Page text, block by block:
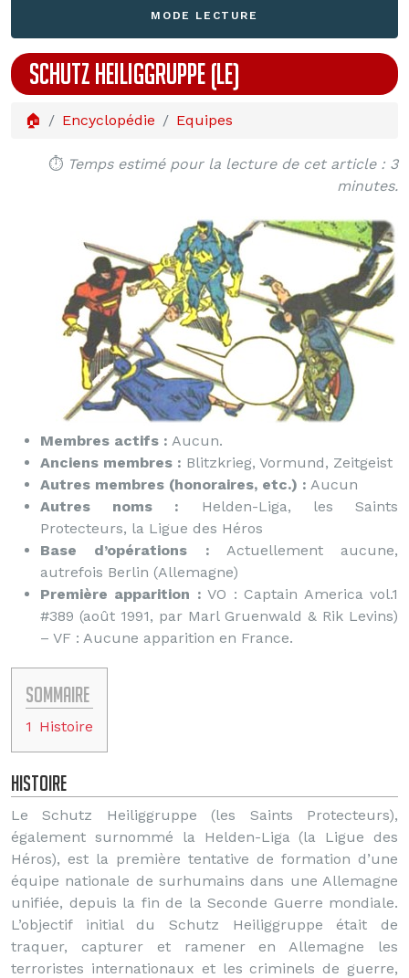
MODE LECTURE
SCHUTZ HEILIGGRUPPE (LE)
🏠 Encyclopédie Equipes
⏱️ Temps estimé pour la lecture de cet article : 3
minutes.
Membres actifs : Aucun.
Anciens membres : Blitzkrieg, Vormund, Zeitgeist
Autres membres (honoraires, etc.) : Aucun
Autres noms : Helden-Liga, les Saints
Protecteurs, la Ligue des Héros
Base d’opérations : Actuellement aucune,
autrefois Berlin (Allemagne)
Première apparition : VO : Captain America vol.1
#389 (août 1991, par Marl Gruenwald & Rik Levins)
– VF : Aucune apparition en France.
Sommaire
1 Histoire
Histoire
Le Schutz Heiliggruppe (les Saints Protecteurs),
également surnommé la Helden-Liga (la Ligue des
Héros), est la première tentative de formation d’une
équipe nationale de surhumains dans une Allemagne
unifiée, depuis la fin de la Seconde Guerre mondiale.
L’objectif initial du Schutz Heiliggruppe était de
traquer, capturer et ramener en Allemagne les
terroristes internationaux et les criminels de guerre,